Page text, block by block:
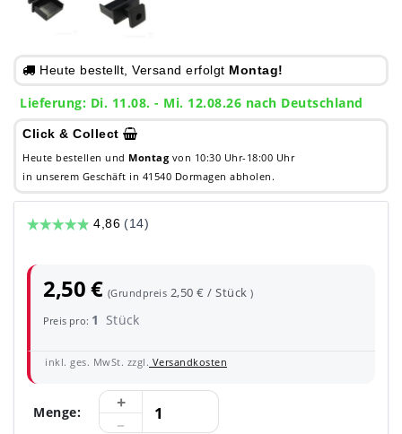
Heute bestellt, Versand erfolgt Montag!
Lieferung: Di. 11.08. - Mi. 12.08.26 nach Deutschland
Click & Collect
Heute bestellen und Montag von 10:30 Uhr-18:00 Uhr
in unserem Geschäft in 41540 Dormagen abholen.
2,50 € (Grundpreis 2,50 € / Stück)
Preis pro: 1 Stück
inkl. ges. MwSt. zzgl. Versandkosten
Menge: